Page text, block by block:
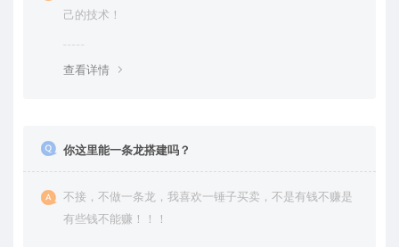
己的技术！
查看详情
你这里能一条龙搭建吗？
不接，不做一条龙，我喜欢一锤子买卖，不是有钱不赚是
有些钱不能赚！！！